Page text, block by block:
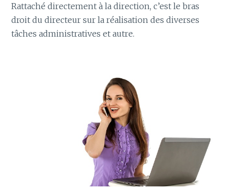
Rattaché directement à la direction, c’est le bras
droit du directeur sur la réalisation des diverses
tâches administratives et autre.